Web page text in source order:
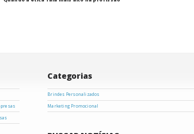
Categorias
Brindes Personalizados
Marketing Promocional